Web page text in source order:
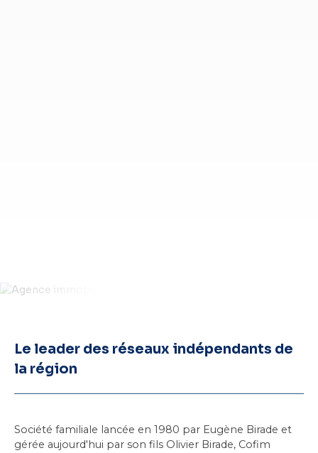
Le leader des réseaux indépendants de
la région
Société familiale lancée en 1980 par Eugène Birade et
gérée aujourd'hui par son fils Olivier Birade, Cofim